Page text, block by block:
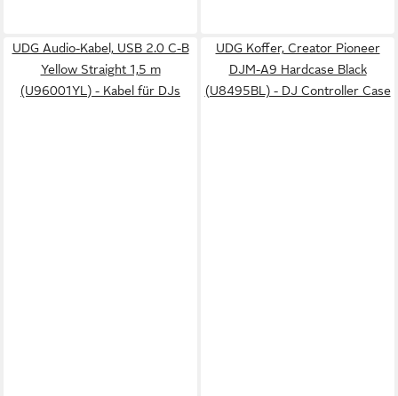
UDG Audio-Kabel, USB 2.0 C-B
Yellow Straight 1,5 m
(U96001YL) - Kabel für DJs
UDG Koffer, Creator Pioneer
DJM-A9 Hardcase Black
(U8495BL) - DJ Controller Case